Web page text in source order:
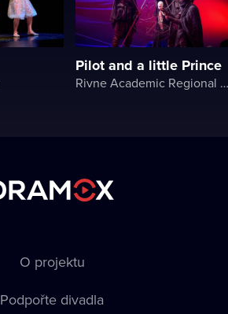
Pilot and a little Prince
Rivne Academic Regional Puppet Theater
O projektu
Podpořte divadla